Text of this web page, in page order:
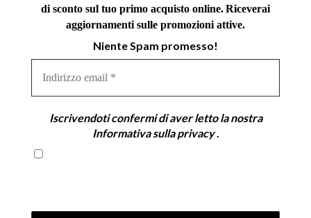
di sconto sul tuo primo acquisto online.Riceverai
aggiornamenti sulle promozioni attive.
Niente Spam promesso!
email
Iscrivendoti confermi di aver letto la nostra
Informativa sulla privacy.